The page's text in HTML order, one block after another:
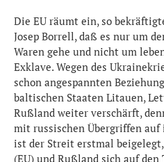
Die EU räumt ein, so
Josep Borrell, daß es nur um
Waren gehe und nicht um
Exklave. Wegen des
schon angespannten
baltischen Staaten Litauen,
Rußland weiter verschärft,
mit russischen Übergriffen
ist der Streit erstmal
(EU) und Rußland sich auf